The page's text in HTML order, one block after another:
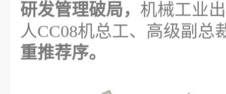
研发管理破局， 机械工业
人CC08机总工、高级副总
重推荐序。